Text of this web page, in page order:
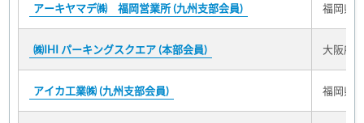
アーキヤマデ㈱ 福岡営業所 (九州支部会員) 福岡県
㈱IHI パーキングスクエア (本部会員) 大阪府
アイカ工業㈱ (九州支部会員) 福岡県